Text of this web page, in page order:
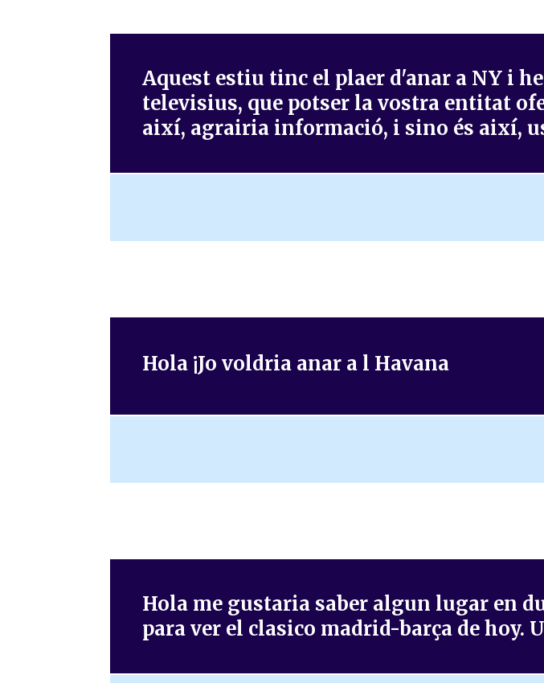
Aquest estiu tinc el plaer d'anar a NY i
televisius, que potser la vostra entitat
així, agrairia informació, i sino és així,
Hola ¡Jo voldria anar a l Havana
Hola me gustaria saber algun lugar en
para ver el clasico madrid-barça de hoy.